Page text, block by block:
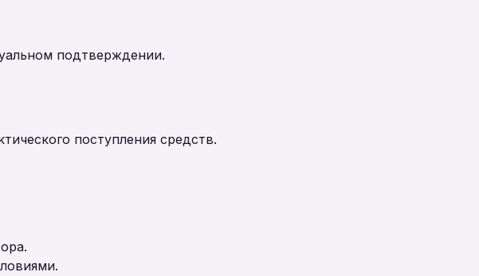
подтверждении.
поступления средств.